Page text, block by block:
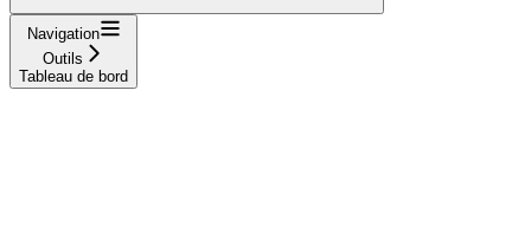
Navigation
Outils
Tableau de bord